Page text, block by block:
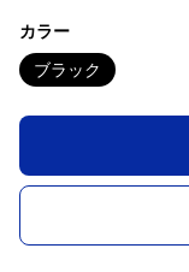
カラー
ブラック